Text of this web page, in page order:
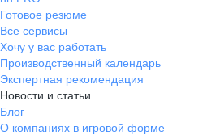
Готовое резюме
Все сервисы
Хочу у вас работать
Производственный календарь
Экспертная рекомендация
Новости и статьи
Блог
О компаниях в игровой форме